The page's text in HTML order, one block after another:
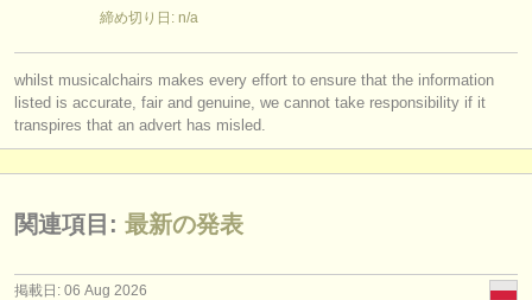
お問い合わせ
rss feeds
クラシック音楽ニュース
出版社:
掲載方法
締め切り日: n/a
whilst musicalchairs makes every effort to ensure that the information
listed is accurate, fair and genuine, we cannot take responsibility if it
transpires that an advert has misled.
関連項目: 最新の発表
掲載日: 06 Aug 2026